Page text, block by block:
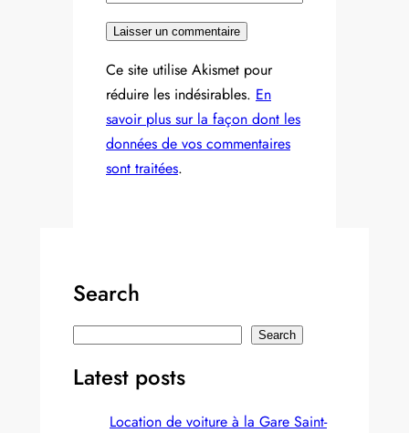
Ce site utilise Akismet pour
réduire les indésirables. En
savoir plus sur la façon dont les
données de vos commentaires
sont traitées.
Search
a
Search
Latest posts
Location de voiture à la Gare Saint-